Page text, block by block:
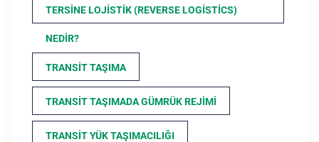
TERSINE LOJISTIK (REVERSE LOGISTICS)
NEDIR?
TRANSIT TAŞIMA
TRANSIT TAŞIMADA GÜMRÜK REJIMI
TRANSIT YÜK TAŞIMACILIĞI